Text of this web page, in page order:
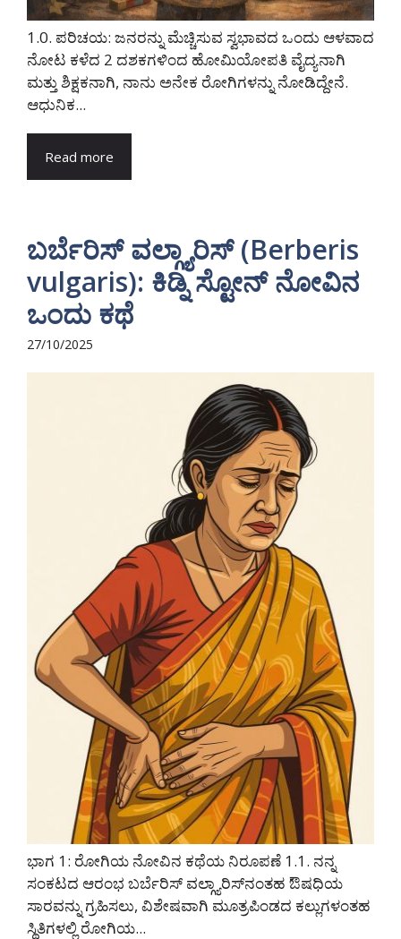
1.0. ಪರಿಚಯ: ಜನರನ್ನು ಮೆಚ್ಚಿಸುವ ಸ್ವಭಾವದ ಒಂದು ಆಳವಾದ
ನೋಟ ಕಳೆದ 2 ದಶಕಗಳಿಂದ ಹೋಮಿಯೋಪತಿ ವೈದ್ಯನಾಗಿ
ಮತ್ತು ಶಿಕ್ಷಕನಾಗಿ, ನಾನು ಅನೇಕ ರೋಗಿಗಳನ್ನು ನೋಡಿದ್ದೇನೆ.
ಆಧುನಿಕ...
Read more
ಬರ್ಬೆರಿಸ್ ವಲ್ಗ್ಯಾರಿಸ್ (Berberis
vulgaris): ಕಿಡ್ನಿ ಸ್ಟೋನ್ ನೋವಿನ
ಒಂದು ಕಥೆ
27/10/2025
ಭಾಗ 1: ರೋಗಿಯ ನೋವಿನ ಕಥೆಯ ನಿರೂಪಣೆ 1.1. ನನ್ನ
ಸಂಕಟದ ಆರಂಭ ಬರ್ಬೆರಿಸ್ ವಲ್ಗ್ಯಾರಿಸ್‌ನಂತಹ ಔಷಧಿಯ
ಸಾರವನ್ನು ಗ್ರಹಿಸಲು, ವಿಶೇಷವಾಗಿ ಮೂತ್ರಪಿಂಡದ ಕಲ್ಲುಗಳಂತಹ
ಸ್ಥಿತಿಗಳಲ್ಲಿ ರೋಗಿಯ...